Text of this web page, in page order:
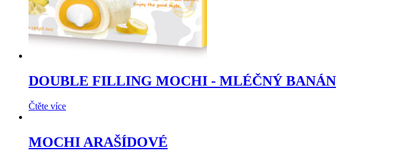
DOUBLE FILLING MOCHI - MLÉČNÝ BANÁN
Čtěte více
MOCHI ARAŠÍDOVÉ